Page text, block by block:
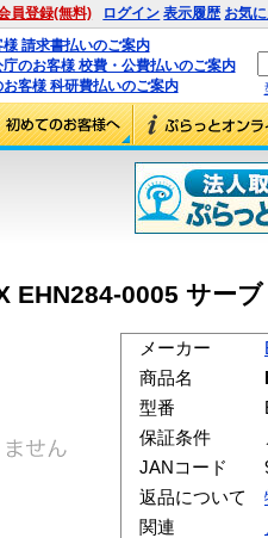
員登録(無料) ログイン 表示履歴 お気
請求書払いのご案内
のお客様 校費・公費払いのご案内
客様 科研費払いのご案内
EHN284-0005 サー
メーカー
商品名
型番
保証条件
JANコード
返品について
関連